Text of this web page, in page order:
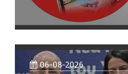
06-08-2026